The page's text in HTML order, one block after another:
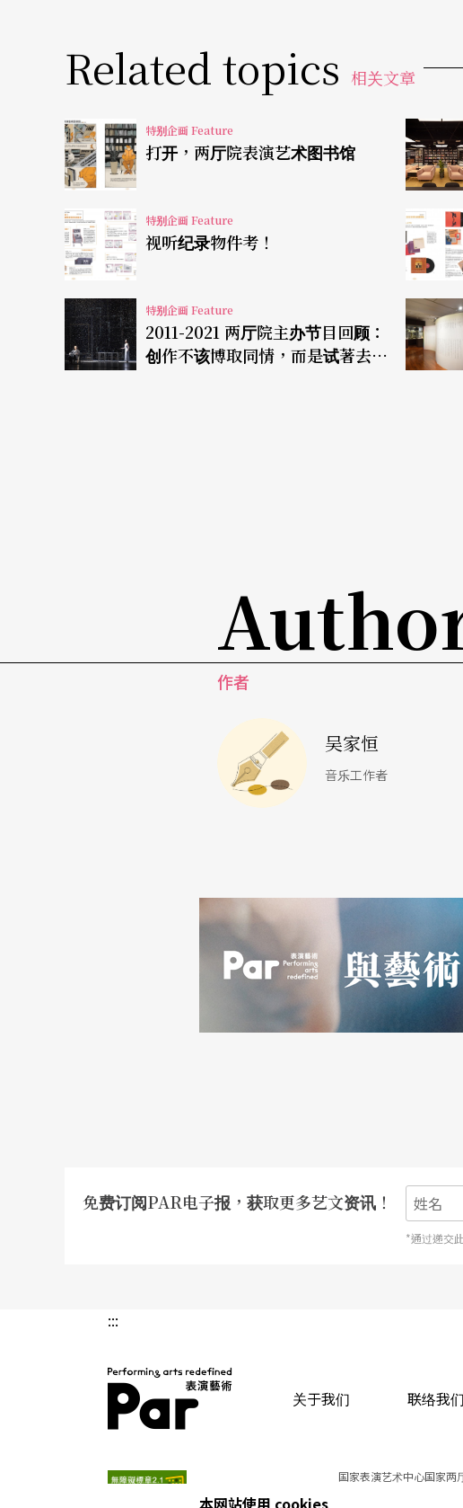
现三维的笔触，但是以其细微的程度、观赏时间不受
美术馆或许因此减少了到馆参观的人数，但是更能与世
响力。
更别说许多表演艺术场馆在疫情肆虐的期间，透过网路
图书馆的资料虽然以静态文字居多，线上检阅的技术门
传。但是，「资料活化」的大原则是不变的。数位化是
不是锁死资料，把馆藏送到不见天日的角落。数位化是
书馆的馆藏。这样一来，图书馆就不受实体空间的限制
来愈不具有实质意义的空洞指标了。
Related topics 相关文章
特别企画 Feature
打开，两厅院表演艺术图书馆
特别企画 Feature
视听纪录物件考！
特别企画 Feature
2011-2021 两厅院主办节目回顾：
创作不该博取同情，而是试著去诉
作者
吴家恒
音乐工作者
免费订阅PAR电子报，获取更多艺文资讯！
*通过递交
:::
关于我们 联络我们
国家表演艺术中心国家两
本网站使用 cookies